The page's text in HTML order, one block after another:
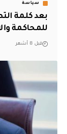
سياسة
بعد كلمة
للمحاكمة
قبل 8 أشهر